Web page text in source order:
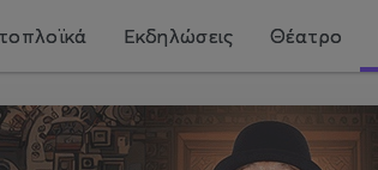
Εκδηλώσεις Θέατρο